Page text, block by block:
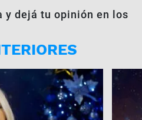
y dejá tu opinión en los